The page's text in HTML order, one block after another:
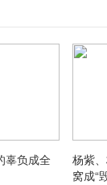
辜负成全
杨紫
窝成“